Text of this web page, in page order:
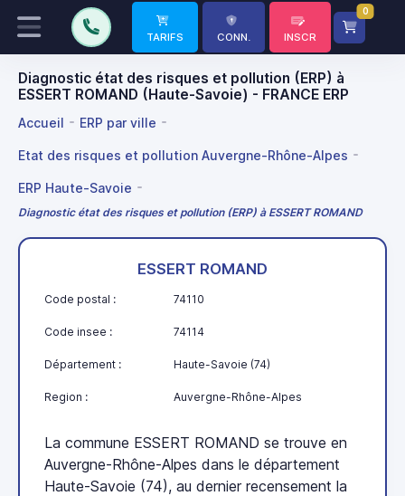
TARIFS CONN. INSCR
0
Diagnostic état des risques et pollution (ERP) à
ESSERT ROMAND (Haute-Savoie) - FRANCE ERP
Accueil ERP par ville
Etat des risques et pollution Auvergne-Rhône-Alpes
ERP Haute-Savoie
Diagnostic état des risques et pollution (ERP) à ESSERT ROMAND
ESSERT ROMAND
Code postal : 74110
Code insee : 74114
Département : Haute-Savoie (74)
Region : Auvergne-Rhône-Alpes
La commune ESSERT ROMAND se trouve en
Auvergne-Rhône-Alpes dans le département
Haute-Savoie (74), au dernier recensement la